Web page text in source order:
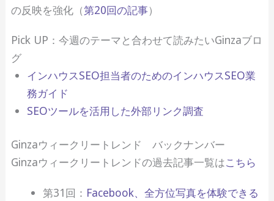
の反映を強化（第20回の記事）
Pick UP：今週のテーマと合わせて読みたいGinzaブロ
グ
インハウスSEO担当者のためのインハウスSEO業
務ガイド
SEOツールを活用した外部リンク調査
Ginzaウィークリートレンド バックナンバー
Ginzaウィークリートレンドの過去記事一覧はこちら
第31回： Facebook、全方位写真を体験できる